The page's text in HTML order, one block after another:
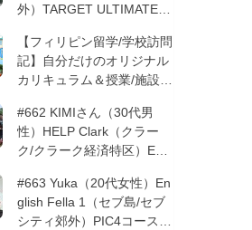
外）TARGET ULTIMATE 8
留学
【フィリピン留学/学校訪問
記】自分だけのオリジナル
カリキュラム＆授業/施設の
─MONOLを徹底取材！
#662 KIMIさん（30代男
性）HELP Clark（クラー
ク/クラーク経済特区）ESL
オの他校に転校 | フィリピ
ン留学
#663 Yuka（20代女性）En
glish Fella 1（セブ島/セブ
シティ郊外）PIC4コース 8